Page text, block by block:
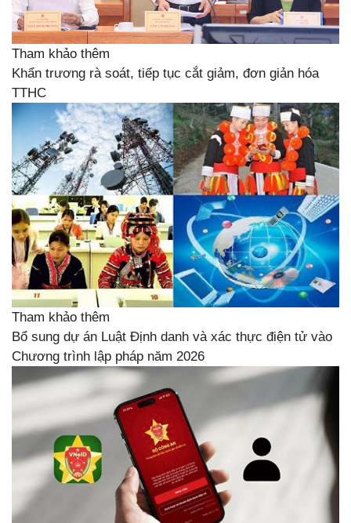
Tham khảo thêm
Khẩn trương rà soát, tiếp tục cắt giảm, đơn giản hóa
TTHC
Tham khảo thêm
Bổ sung dự án Luật Định danh và xác thực điện tử vào
Chương trình lập pháp năm 2026